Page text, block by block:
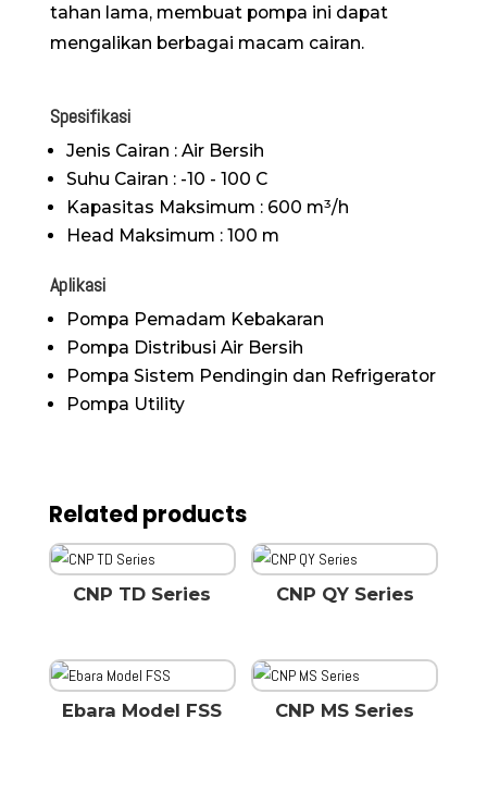
tahan lama, membuat pompa ini dapat
mengalikan berbagai macam cairan.
Spesifikasi
Jenis Cairan : Air Bersih
Suhu Cairan : -10 - 100 C
Kapasitas Maksimum : 600 m³/h
Head Maksimum : 100 m
Aplikasi
Pompa Pemadam Kebakaran
Pompa Distribusi Air Bersih
Pompa Sistem Pendingin dan Refrigerator
Pompa Utility
Related products
CNP TD Series CNP QY Series
Ebara Model FSS CNP MS Series